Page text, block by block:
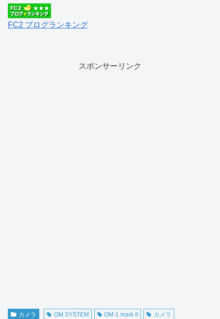
FC2 ブログランキング
スポンサーリンク
カメラ OM SYSTEM OM-1 mark II
カメラ